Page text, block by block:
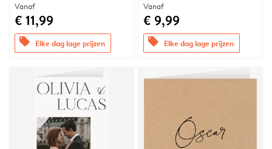
Vanaf
€ 11,99
offers Elke dag lage prijzen
Vanaf
€ 9,99
offers Elke dag lage prijzen